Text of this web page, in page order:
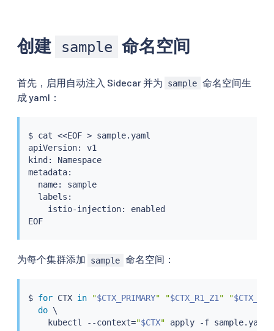
创建 sample 命名空间
首先，启用自动注入 Sidecar 并为 sample 命名空间生
成 yaml：
$ cat <<EOF > sample.yaml
apiVersion: v1
kind: Namespace
metadata:
  name: sample
  labels:
    istio-injection: enabled
EOF
为每个集群添加 sample 命名空间：
$ for CTX in "$CTX_PRIMARY" "$CTX_R1_Z1 " "
do \
kubectl
--context="$CTX" apply -f sample.yaml